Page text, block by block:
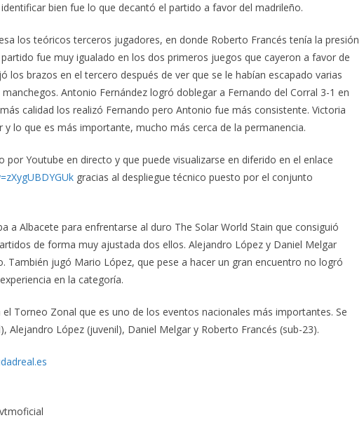
bien fue lo que decantó el partido a favor del madrileño.
los teóricos terceros jugadores, en donde Roberto Francés tenía la presión
fue muy igualado en los dos primeros juegos que cayeron a favor de
los brazos en el tercero después de ver que se le habían escapado varias
Antonio Fernández logró doblegar a Fernando del Corral 3-1 en
calidad los realizó Fernando pero Antonio fue más consistente. Victoria
y lo que es más importante, mucho más cerca de la permanencia.
Youtube en directo y que puede visualizarse en diferido en el enlace
gracias al despliegue técnico puesto por el conjunto
a Albacete para enfrentarse al duro The Solar World Stain que consiguió
de forma muy ajustada dos ellos. Alejandro López y Daniel Melgar
También jugó Mario López, que pese a hacer un gran encuentro no logró
en la categoría.
Torneo Zonal que es uno de los eventos nacionales más importantes. Se
Alejandro López (juvenil), Daniel Melgar y Roberto Francés (sub-23).